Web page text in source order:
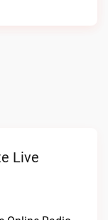
Live